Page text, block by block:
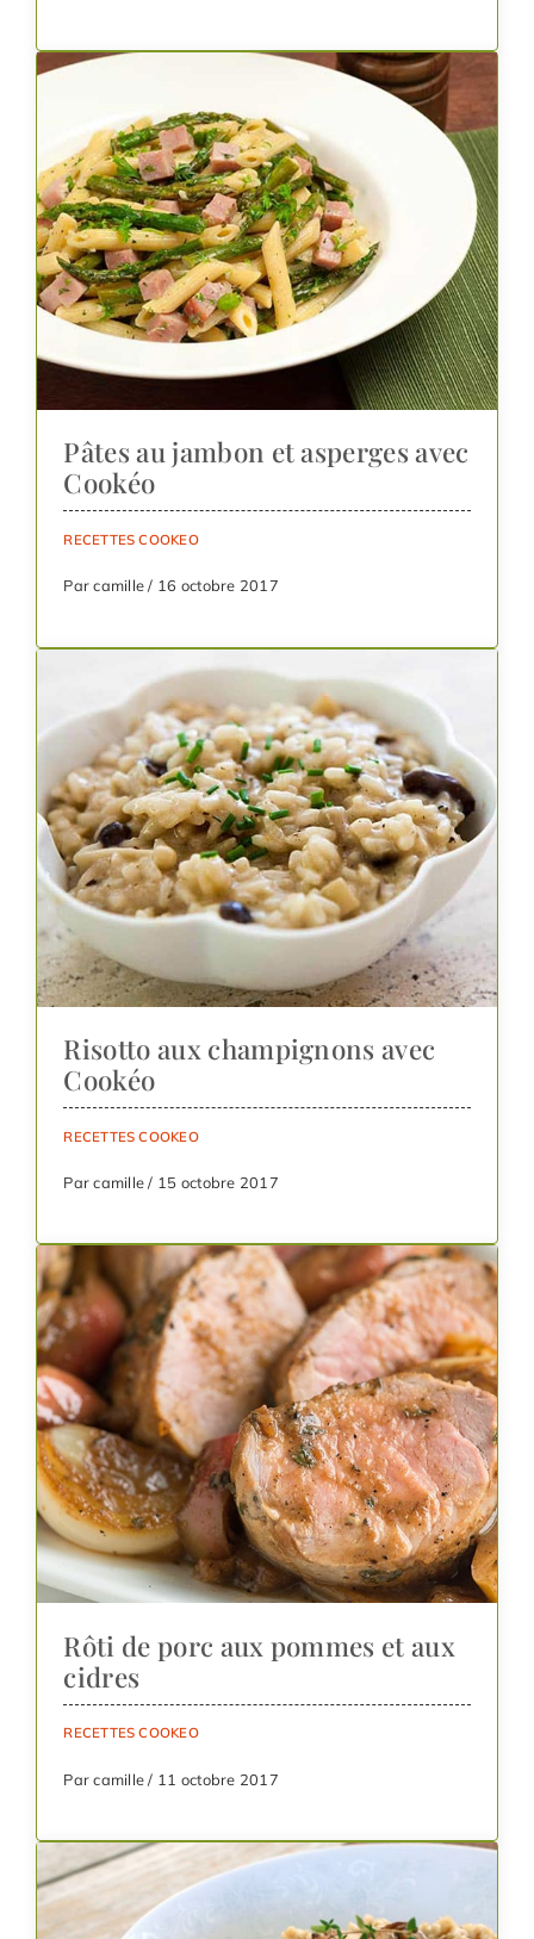
Pâtes au jambon et asperges avec
Cookéo
RECETTES COOKEO
Par camille / 16 octobre 2017
Risotto aux champignons avec
Cookéo
RECETTES COOKEO
Par camille / 15 octobre 2017
Rôti de porc aux pommes et aux
cidres
RECETTES COOKEO
Par camille / 11 octobre 2017